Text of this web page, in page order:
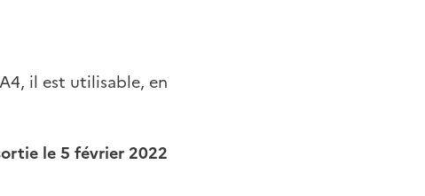
il est utilisable, en
le 5 février 2022